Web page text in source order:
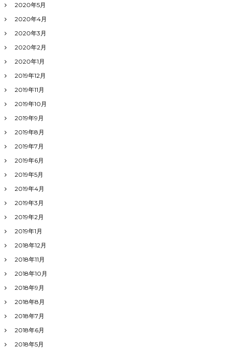
2020年5月
2020年4月
2020年3月
2020年2月
2020年1月
2019年12月
2019年11月
2019年10月
2019年9月
2019年8月
2019年7月
2019年6月
2019年5月
2019年4月
2019年3月
2019年2月
2019年1月
2018年12月
2018年11月
2018年10月
2018年9月
2018年8月
2018年7月
2018年6月
2018年5月